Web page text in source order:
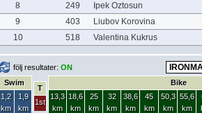
8
249
Ipek Oztosun
9
403
Liubov Korovina
10
518 Valentina Kukrus
följ resultater: ON
Swim
1,2
km
1,9
km
T
1st
Bike
13,3
km
18,6
km
25
km
32
km
38,6
km
45
km
50,3
km
55,6
km